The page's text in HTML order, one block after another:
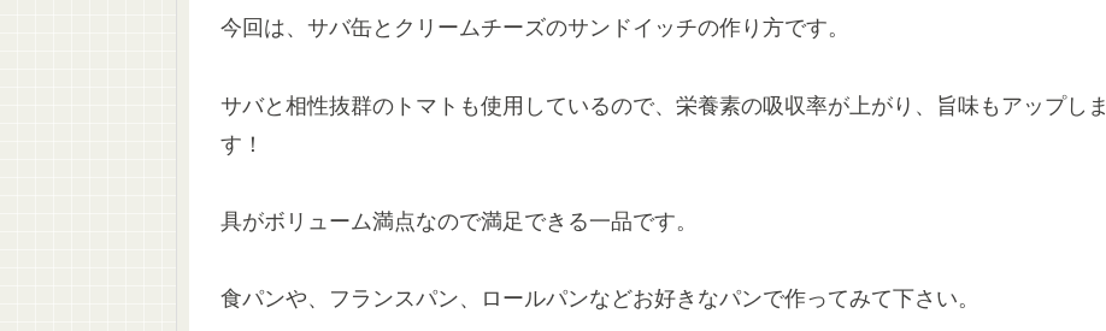
今回は、サバ缶とクリームチーズのサンドイッチの作り方です。
サバと相性抜群のトマトも使用しているので、栄養素の吸収率が上がり、旨味もアップしま
す！
具がボリューム満点なので満足できる一品です。
食パンや、フランスパン、ロールパンなどお好きなパンで作ってみて下さい。